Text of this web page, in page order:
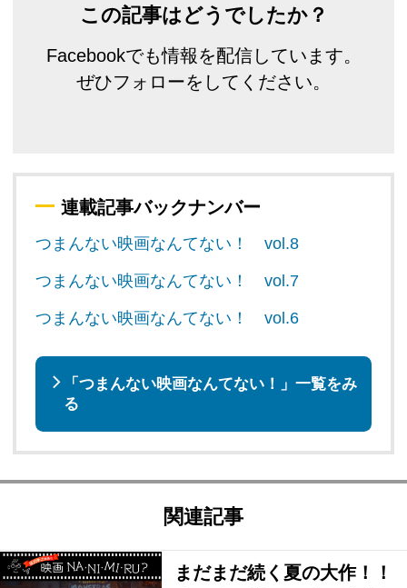
この記事はどうでしたか？
Facebookでも情報を配信しています。
ぜひフォローをしてください。
連載記事バックナンバー
つまんない映画なんてない！ vol.8
つまんない映画なんてない！ vol.7
つまんない映画なんてない！ vol.6
「つまんない映画なんてない！」一覧をみ
る
関連記事
まだまだ続く夏の大作！！